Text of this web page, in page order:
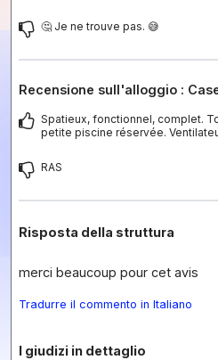
🤔 Je ne trouve pas. 😅
Recensione sull'alloggio :
Spatieux, fonctionnel, complet.
petite piscine réservée.
RAS
Risposta della struttura
merci beaucoup pour cet avis
Tradurre il commento in Italiano
I giudizi in dettaglio